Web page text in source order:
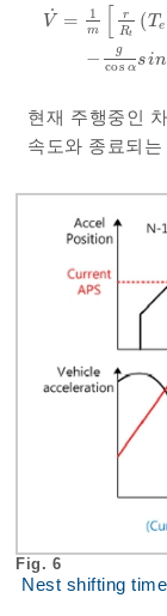
V˙ = 1
m
r
Rt
(Te
− g
cos α sin
mr RtT e
현재 주행중인
속도와 종료되
Fig. 6
Nest shifting